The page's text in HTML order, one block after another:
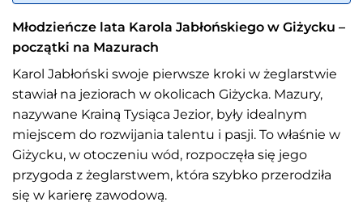
Młodzieńcze lata Karola Jabłońskiego w Giżycku –
początki na Mazurach
Karol Jabłoński swoje pierwsze kroki w żeglarstwie
stawiał na jeziorach w okolicach Giżycka. Mazury,
nazywane Krainą Tysiąca Jezior, były idealnym
miejscem do rozwijania talentu i pasji. To właśnie w
Giżycku, w otoczeniu wód, rozpoczęła się jego
przygoda z żeglarstwem, która szybko przerodziła
się w karierę zawodową.